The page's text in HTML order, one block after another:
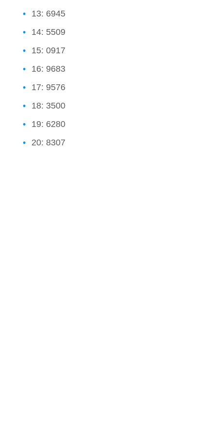
13: 6945
14: 5509
15: 0917
16: 9683
17: 9576
18: 3500
19: 6280
20: 8307